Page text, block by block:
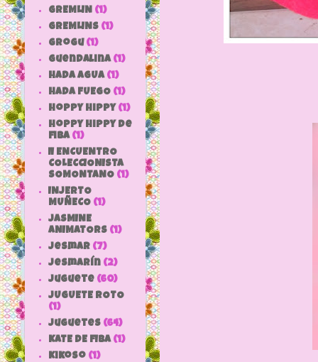
GREMLIN (1)
GREMLINS (1)
grogu (1)
Guendalina (1)
HADA AGUA (1)
HADA FUEGO (1)
hoppy hippy (1)
hoppy hippy de
fiba (1)
II ENCUENTRO
COLECCIONISTA
SOMONTANO (1)
INJERTO
MUÑECO (1)
JASMINE
ANIMATORS (1)
jesmar (7)
jesmarín (2)
juguete (60)
JUGUETE ROTO
(1)
Juguetes (64)
KATE DE FIBA (1)
Kikoso (1)